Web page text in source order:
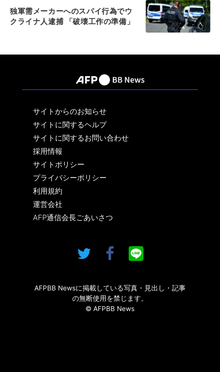
独軍需メーカーへのスパイ行為でウ
クライナ人逮捕 「破壊工作の準備」
サイトからのお知らせ
サイトに関するヘルプ
サイトに関するお問い合わせ
採用情報
サイトポリシー
プライバシーポリシー
利用規約
運営会社
AFP通信会長ごあいさつ
AFPBB Newsに掲載している写真・見出し・記事
の無断使用を禁じます。
© AFPBB News